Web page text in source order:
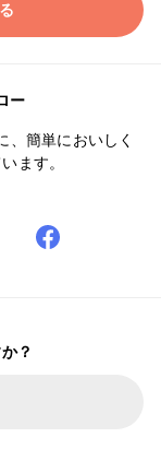
ー
、簡単においしく
ます。
？